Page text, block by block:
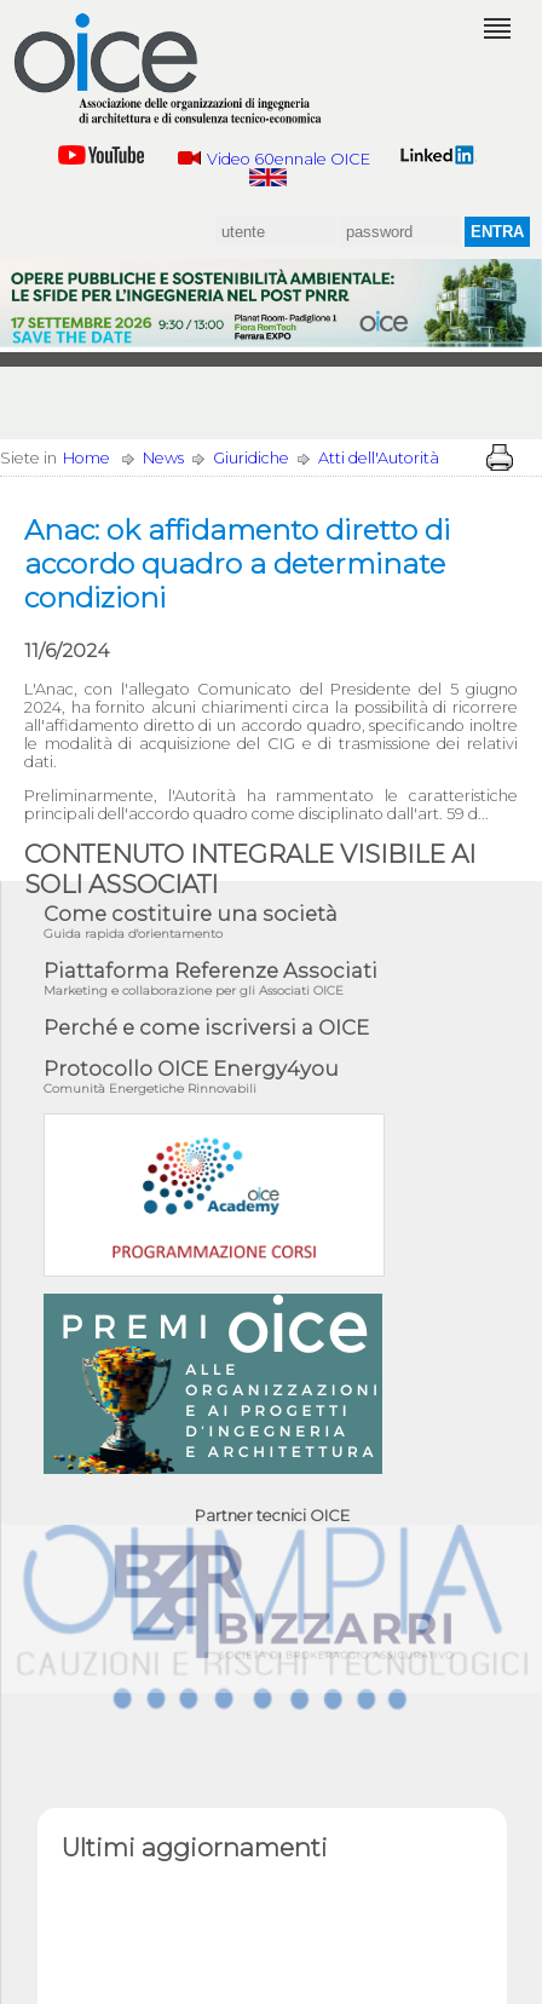
Video 60ennale OICE
Siete in Home News Giuridiche Atti dell'Autorità
Anac: ok affidamento diretto di
accordo quadro a determinate
condizioni
11/6/2024
L'Anac, con l'allegato Comunicato del Presidente del 5 giugno
2024, ha fornito alcuni chiarimenti circa la possibilità di ricorrere
all'affidamento diretto di un accordo quadro, specificando inoltre
le modalità di acquisizione del CIG e di trasmissione dei relativi
dati.
Preliminarmente, l'Autorità ha rammentato le caratteristiche
principali dell'accordo quadro come disciplinato dall'art. 59 d...
CONTENUTO INTEGRALE VISIBILE AI
SOLI ASSOCIATI
Come costituire una società
Guida rapida d'orientamento
Piattaforma Referenze Associati
Marketing e collaborazione per gli Associati OICE
Perché e come iscriversi a OICE
Protocollo OICE Energy4you
Comunità Energetiche Rinnovabili
Partner tecnici OICE
Ultimi aggiornamenti